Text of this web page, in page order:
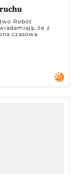
Robót
że z
czasowa